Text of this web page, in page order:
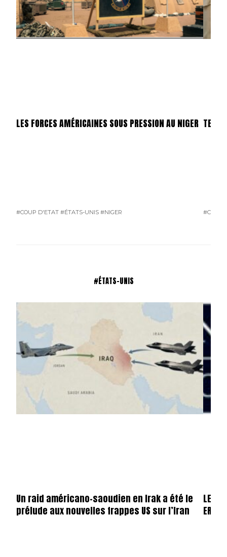
LES FORCES AMÉRICAINES SOUS PRESSION AU NIGER
#COUP D'ETAT #ÉTATS-UNIS #NIGER #COUP
#ÉTATS-UNIS
Un raid américano-saoudien en Irak a été le
prélude aux nouvelles frappes US sur l’Iran
LE